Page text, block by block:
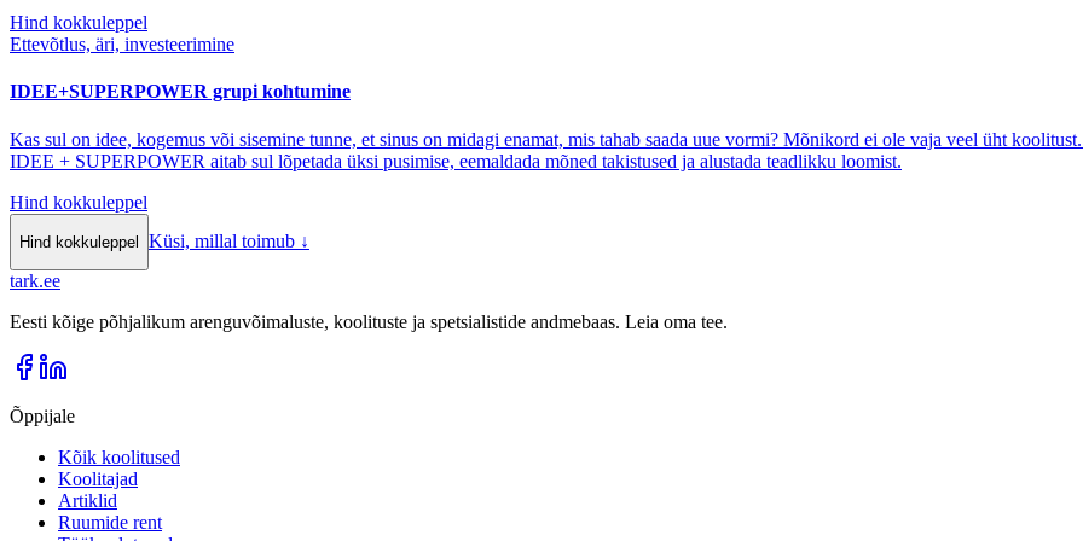
Hind kokkuleppel
Ettevõtlus, äri, investeerimine
IDEE+SUPERPOWER grupi kohtumine
Kas sul on idee, kogemus või sisemine tunne, et sinus on midagi enamat, mis tahab saada uue vormi? Mõnikord ei ole vaja veel üht
IDEE + SUPERPOWER aitab sul lõpetada üksi pusimise, eemaldada mõned takistused ja alustada teadlikku loomist.
Hind kokkuleppel
Hind kokkuleppel Küsi, millal toimub ↓
tark.ee
Eesti kõige põhjalikum arenguvõimaluste, koolituste ja spetsialistide andmebaas. Leia oma tee.
Õppijale
Kõik koolitused
Koolitajad
Artiklid
Ruumide rent